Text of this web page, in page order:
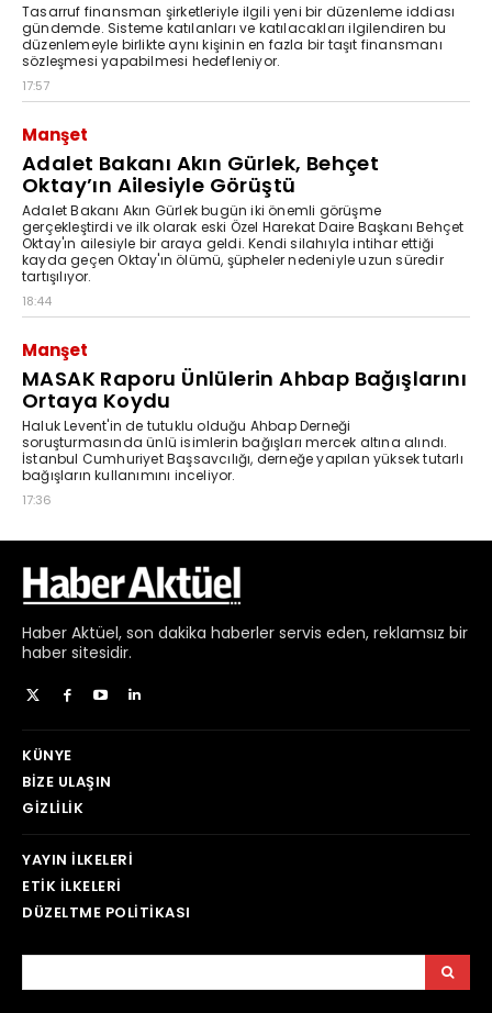
Haber Aktüel, son dakika haberler servis eden, reklamsız bir
haber sitesidir.
KÜNYE
BIZE ULAŞIN
GIZLILIK
YAYIN İLKELERI
ETIK İLKELERI
DÜZELTME POLITIKASI